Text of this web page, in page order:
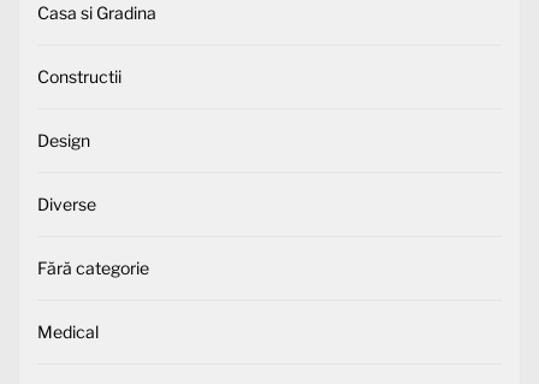
Casa si Gradina
Constructii
Design
Diverse
Fără categorie
Medical